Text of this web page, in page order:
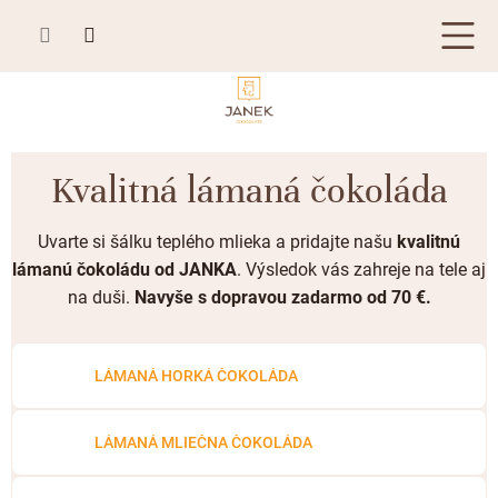
Plnená čokoláda
Mliečna čokoláda
Bean to bar čokoláda
Čokoláda Passion
Lámaná čokoláda
BONBONIÉRY, PRALINKY A HĽUZOVKY
Bonboniéry
Kusové pralinky a hľuzovky
ČOKOLÁDOVÉ ŠPECIALITY
Čokoládové lízanky
Čokoládové srdiečka
Čokoládové figúrky
ZÁKAZKOVÁ VÝROBA
Svadobné čokolády
Narodeniny
KAKAOVÉ VÝROBKY
Kakaové bôby
Prihlásenie
Kvalitná lámaná čokoláda
Uvarte si šálku teplého mlieka a pridajte našu kvalitnú
lámanú čokoládu od JANKA. Výsledok vás zahreje na tele aj
na duši. Navyše s dopravou zadarmo od 70 €.
LÁMANÁ HORKÁ ČOKOLÁDA
LÁMANÁ MLIEČNA ČOKOLÁDA